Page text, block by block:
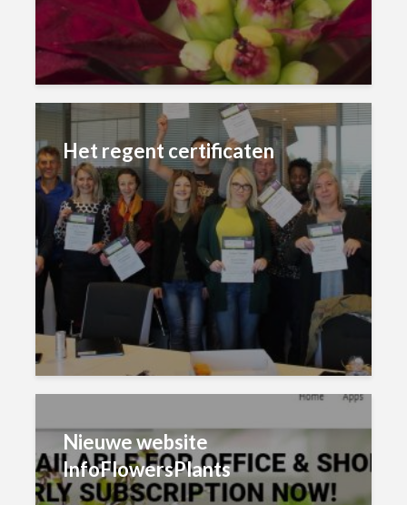
Het regent certificaten
Nieuwe website
InfoFlowersPlants